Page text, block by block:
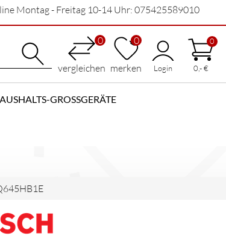
Montag - Freitag 10-14 Uhr: 075425589010
0
vergleichen
0
merken Login
0
0,- €
GROSSGERÄTE